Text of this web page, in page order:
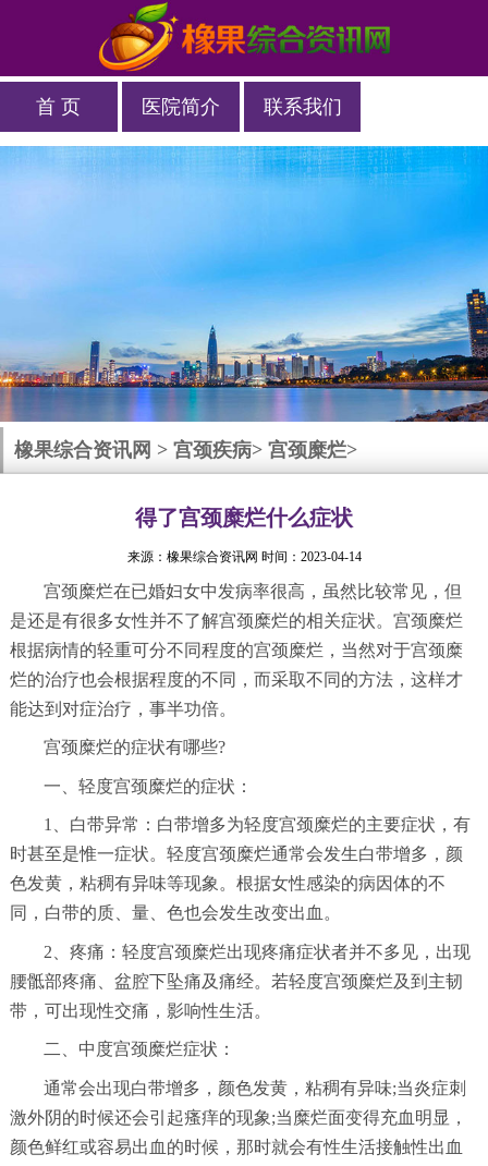
首 页 医院简介 联系我们
橡果综合资讯网 >宫颈疾病>宫颈糜烂>
得了宫颈糜烂什么症状
来源： 橡果综合资讯网 时间：2023-04-14
宫颈糜烂在已婚妇女中发病率很高，虽然比较常见，但
是还是有很多女性并不了解宫颈糜烂的相关症状。宫颈糜烂
根据病情的轻重可分不同程度的宫颈糜烂，当然对于宫颈糜
烂的治疗也会根据程度的不同，而采取不同的方法，这样才
能达到对症治疗，事半功倍。
宫颈糜烂的症状有哪些?
一、轻度宫颈糜烂的症状：
1、白带异常：白带增多为轻度宫颈糜烂的主要症状，有
时甚至是惟一症状。轻度宫颈糜烂通常会发生白带增多，颜
色发黄，粘稠有异味等现象。根据女性感染的病因体的不
同，白带的质、量、色也会发生改变出血。
2、疼痛：轻度宫颈糜烂出现疼痛症状者并不多见，出现
腰骶部疼痛、盆腔下坠痛及痛经。若轻度宫颈糜烂及到主韧
带，可出现性交痛，影响性生活。
二、中度宫颈糜烂症状：
通常会出现白带增多，颜色发黄，粘稠有异味;当炎症刺
激外阴的时候还会引起瘙痒的现象;当糜烂面变得充血明显，
颜色鲜红或容易出血的时候，那时就会有性生活接触性出血